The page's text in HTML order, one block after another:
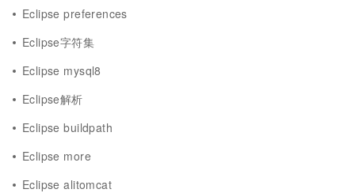
Eclipse preferences
Eclipse字符集
Eclipse mysql8
Eclipse解析
Eclipse buildpath
Eclipse more
Eclipse alitomcat